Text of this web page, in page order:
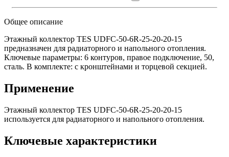
Общее описание
Этажный коллектор TES UDFC-50-6R-25-20-20-15
предназначен для радиаторного и напольного отопления.
Ключевые параметры: 6 контуров, правое подключение, 50,
сталь. В комплекте: с кронштейнами и торцевой секцией.
Применение
Этажный коллектор TES UDFC-50-6R-25-20-20-15
используется для радиаторного и напольного отопления.
Ключевые характеристики